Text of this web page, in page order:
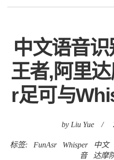
中文语音
王者,阿里
r足可与
by Liu Yue /
标签: FunAsr Whisper 中文
音
达摩